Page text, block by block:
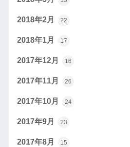
2018年2月 22
2018年1月 17
2017年12月 16
2017年11月 26
2017年10月 24
2017年9月 23
2017年8月 15